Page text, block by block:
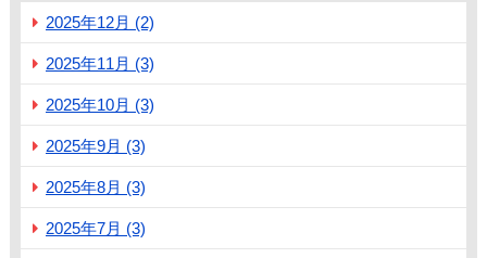
2025年12月 (2)
2025年11月 (3)
2025年10月 (3)
2025年9月 (3)
2025年8月 (3)
2025年7月 (3)